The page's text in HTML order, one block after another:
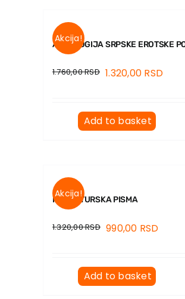
Akcija!
ANTOLOGIJA SRPSKE EROTSKE
1.760,00RSD 1.320,00 RSD
Add to basket
Akcija!
I NOVA TURSKA PISMA
1.320,00RSD 990,00 RSD
Add to basket